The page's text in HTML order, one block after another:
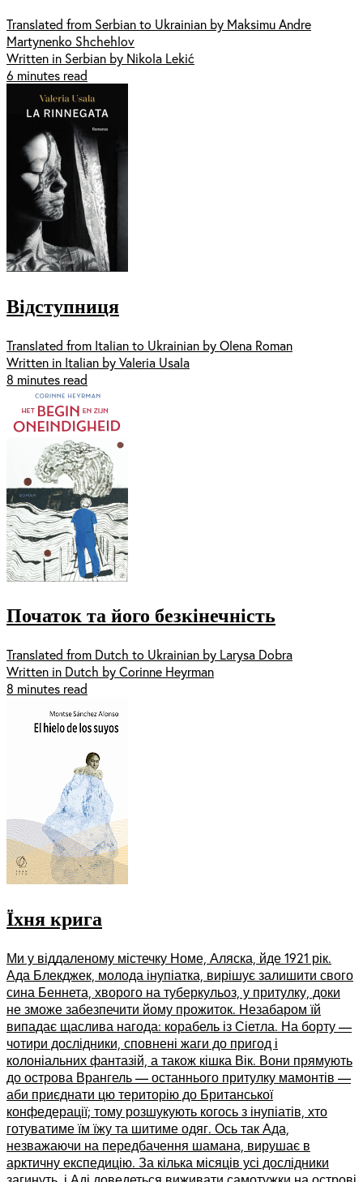
Translated from Serbian to Ukrainian by Maksimu Andre
Martynenko Shchehlov
Written in Serbian by Nikola Lekić
6 minutes read
Відступниця
Translated from Italian to Ukrainian by Olena Roman
Written in Italian by Valeria Usala
8 minutes read
Початок та його безкінечність
Translated from Dutch to Ukrainian by Larysa Dobra
Written in Dutch by Corinne Heyrman
8 minutes read
Їхня крига
Ми у віддаленому містечку Номе, Аляска, йде 1921 рік.
Ада Блекджек, молода інупіатка, вирішує залишити свого
сина Беннета, хворого на туберкульоз, у притулку, доки
не зможе забезпечити йому прожиток. Незабаром їй
випадає щаслива нагода: корабель із Сіетла. На борту —
чотири дослідники, сповнені жаги до пригод і
колоніальних фантазій, а також кішка Вік. Вони прямують
до острова Врангель — останнього притулку мамонтів —
аби приєднати цю територію до Британської
конфедерації; тому розшукують когось з інупіатів, хто
готуватиме їм їжу та шитиме одяг. Ось так Ада,
незважаючи на передбачення шамана, вирушає в
арктичну експедицію. За кілька місяців усі дослідники